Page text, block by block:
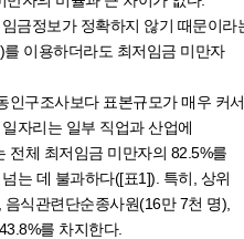
금정보가 정확하지 않기 때문이라
이용하더라도 최저임금 미만자
인구조사보다 표본규모가 매우 커서
자리는 일부 직업과 산업에
전체 최저임금 미만자의 82.5%를
는 데 불과하다([표1]). 특히, 상위
식관련단순종사원(16만 7천 명),
를 차지한다.